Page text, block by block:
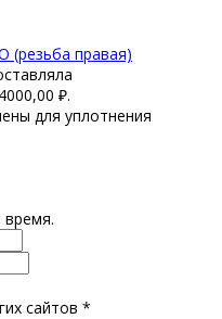
(резьба правая)
₽.
для уплотнения
сайтов *